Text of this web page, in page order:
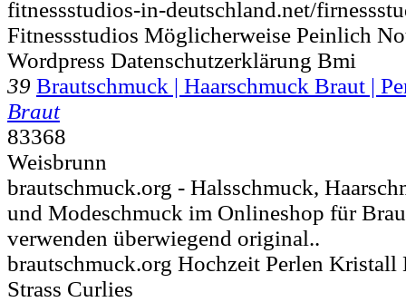
fitnessstudios-in-deutschland.net/
Fitnessstudios Möglicherweise Peinlich
Wordpress Datenschutzerklärung Bmi
39 Brautschmuck | Haarschmuck Braut |
Braut
83368
Weisbrunn
brautschmuck.org - Halsschmuck,
und Modeschmuck im Onlineshop für
verwenden überwiegend original..
brautschmuck.org Hochzeit Perlen Kristall
Strass Curlies